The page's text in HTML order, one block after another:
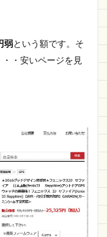
弱という額です。そ
・安いページを見